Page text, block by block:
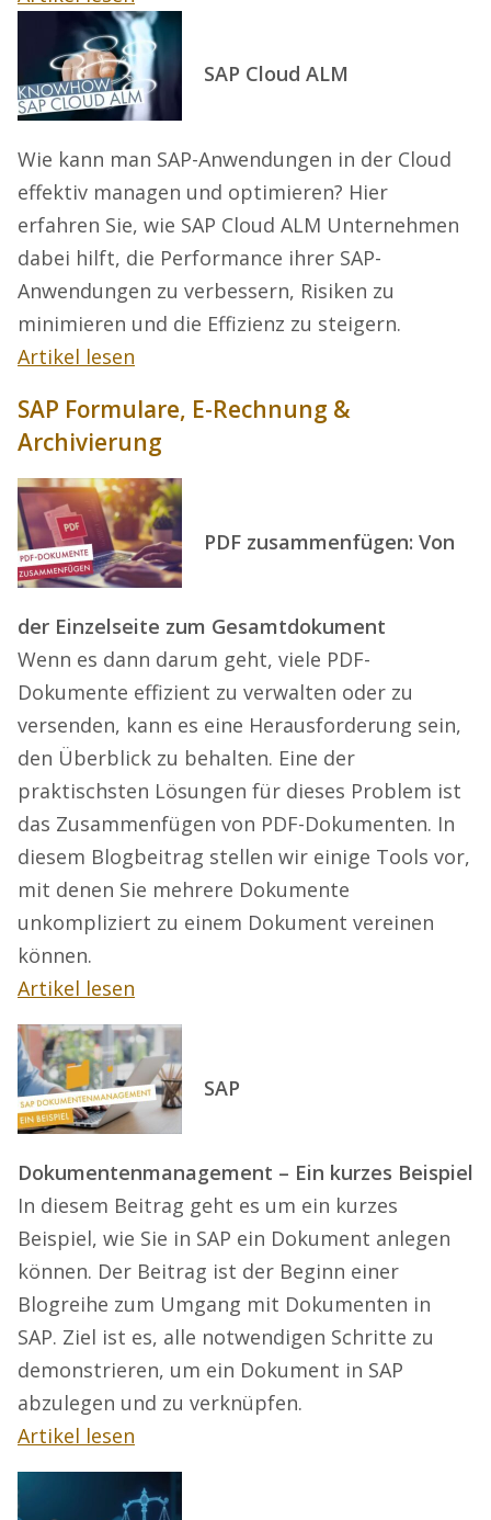
SAP Cloud ALM
Wie kann man SAP-Anwendungen in der Cloud
effektiv managen und optimieren? Hier
erfahren Sie, wie SAP Cloud ALM Unternehmen
dabei hilft, die Performance ihrer SAP-
Anwendungen zu verbessern, Risiken zu
minimieren und die Effizienz zu steigern.
Artikel lesen
SAP Formulare, E-Rechnung &
Archivierung
PDF zusammenfügen: Von
der Einzelseite zum Gesamtdokument
Wenn es dann darum geht, viele PDF-
Dokumente effizient zu verwalten oder zu
versenden, kann es eine Herausforderung sein,
den Überblick zu behalten. Eine der
praktischsten Lösungen für dieses Problem ist
das Zusammenfügen von PDF-Dokumenten. In
diesem Blogbeitrag stellen wir einige Tools vor,
mit denen Sie mehrere Dokumente
unkompliziert zu einem Dokument vereinen
können.
Artikel lesen
SAP
Dokumentenmanagement – Ein kurzes Beispiel
In diesem Beitrag geht es um ein kurzes
Beispiel, wie Sie in SAP ein Dokument anlegen
können. Der Beitrag ist der Beginn einer
Blogreihe zum Umgang mit Dokumenten in
SAP. Ziel ist es, alle notwendigen Schritte zu
demonstrieren, um ein Dokument in SAP
abzulegen und zu verknüpfen.
Artikel lesen